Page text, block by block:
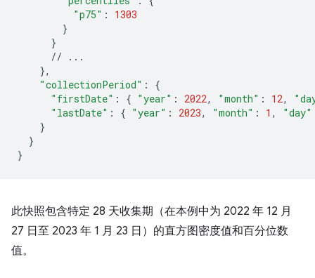
"p75" :
1303
}
}
//
}
"collectionPeriod" :
{
"firstDate" : { "year" : 2022, "month" : 12,
"lastDate" : { "year" : 2023, "month" : 1 , "day"
}
}
}
此快照包含特定 28 天收集期（在本例中为 2022 年 12 月
27 日至 2023 年 1 月 23 日）的直方图密度值和百分位数
值。